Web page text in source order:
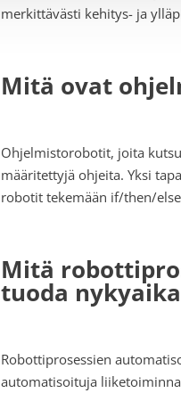
merkittävästi kehitys- ja
Mitä ovat
Ohjelmistorobotit, joita
määritettyjä ohjeita. Yksi
robotit tekemään if/then/
Mitä
tuoda
Robottiprosessien
automatisoituja